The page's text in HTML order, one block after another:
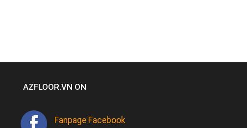
AZFLOOR.VN ON
Fanpage Facebook